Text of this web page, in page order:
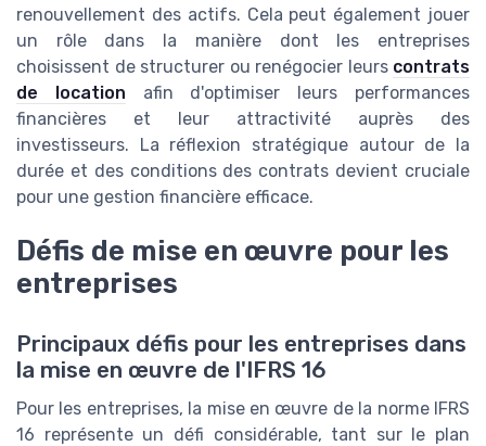
renouvellement des actifs. Cela peut également jouer
un rôle dans la manière dont les entreprises
choisissent de structurer ou renégocier leurs contrats
de location afin d'optimiser leurs performances
financières et leur attractivité auprès des
investisseurs. La réflexion stratégique autour de la
durée et des conditions des contrats devient cruciale
pour une gestion financière efficace.
Défis de mise en œuvre pour les
entreprises
Principaux défis pour les entreprises dans
la mise en œuvre de l'IFRS 16
Pour les entreprises, la mise en œuvre de la norme IFRS
16 représente un défi considérable, tant sur le plan